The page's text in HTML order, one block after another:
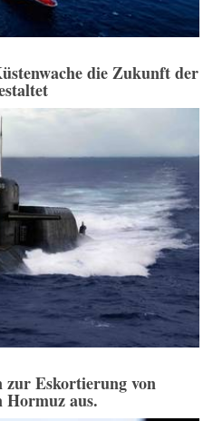
die Zukunft der
zur Eskortierung von
Hormuz aus.